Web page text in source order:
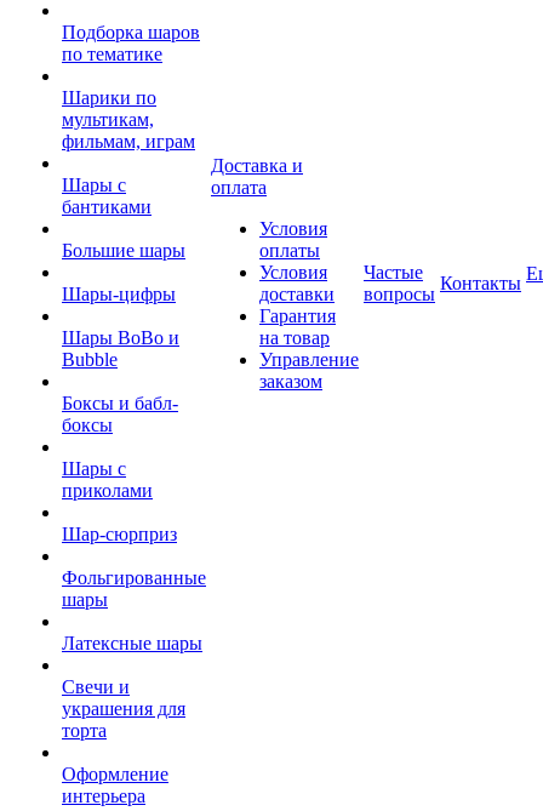
Подборка шаров
по тематике
Шарики по
мультикам,
фильмам, играм
Шары с
бантиками
Большие шары
Шары-цифры
Шары BoBo и
Bubble
Боксы и бабл-
боксы
Шары с
приколами
Шар-сюрприз
Фольгированные
шары
Латексные шары
Свечи и
украшения для
торта
Оформление
интерьера
Доставка и
оплата
Условия
оплаты
Условия
доставки
Гарантия
на товар
Управление
заказом
Частые
вопросы
Контакты